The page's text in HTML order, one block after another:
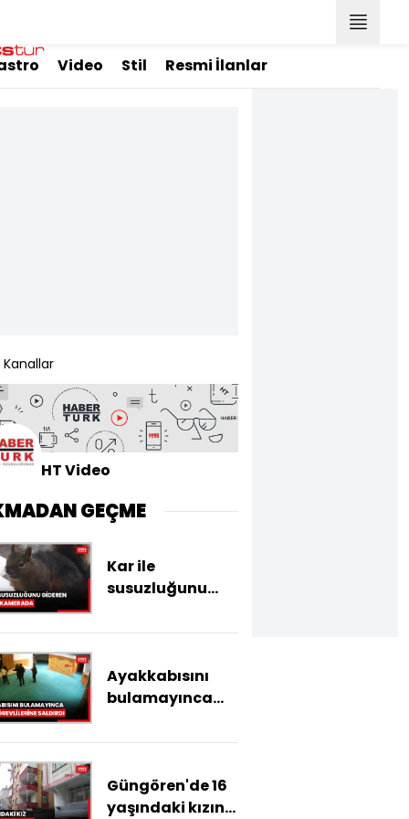
Video Stil Resmi İlanlar
HT Video
GEÇME
Kar ile
susuzluğunu
kamerada
Ayakkabısını
bulamayınca
görevlilerine
Güngören'de 16
yaşındaki kızın